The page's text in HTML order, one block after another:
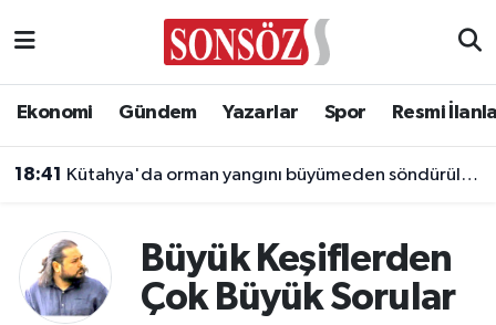
Ekonomi Gündem Yazarlar Spor Resmi
18:41 Kütahya'da orman yangını büyümeden söndürüldü
Büyük Keşiflerden
Çok Büyük Sorular
Asayiş
Biyografi
Çevre
Ankara Nöbetçi Eczaneler
Ankara Trafik Yoğunluk Haritası
Süper Lig Puan Durumu ve Fikstür